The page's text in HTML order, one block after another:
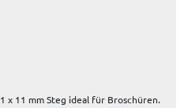
x 11 mm Steg ideal für Broschüren.